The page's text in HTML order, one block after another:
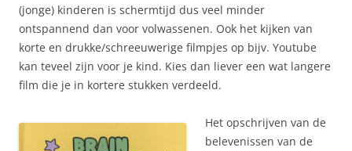
(jonge) kinderen is schermtijd dus veel minder
ontspannend dan voor volwassenen. Ook het kijken van
korte en drukke/schreeuwerige filmpjes op bijv. Youtube
kan teveel zijn voor je kind. Kies dan liever een wat langere
film die je in kortere stukken verdeeld.
Het opschrijven van de
belevenissen van de